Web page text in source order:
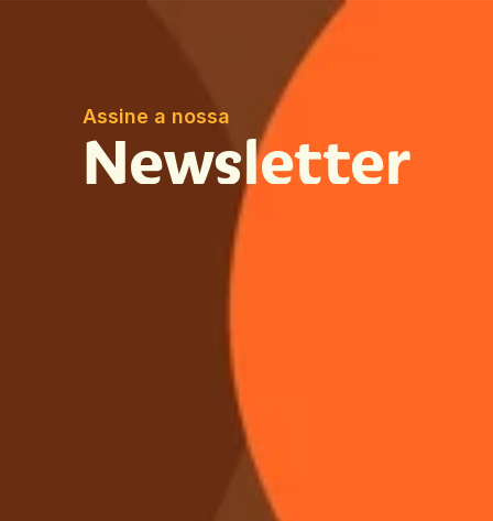
Assine a nossa
Newsletter